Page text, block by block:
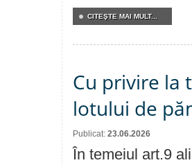
CITEŞTE MAI MULT...
Cu privire la
lotului de
Publicat: 23.06.2026
În temeiul art.9